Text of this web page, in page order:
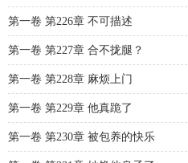
第一卷 第226章 不可描述
第一卷 第227章 合不拢腿？
第一卷 第228章 麻烦上门
第一卷 第229章 他真跪了
第一卷 第230章 被包养的快乐